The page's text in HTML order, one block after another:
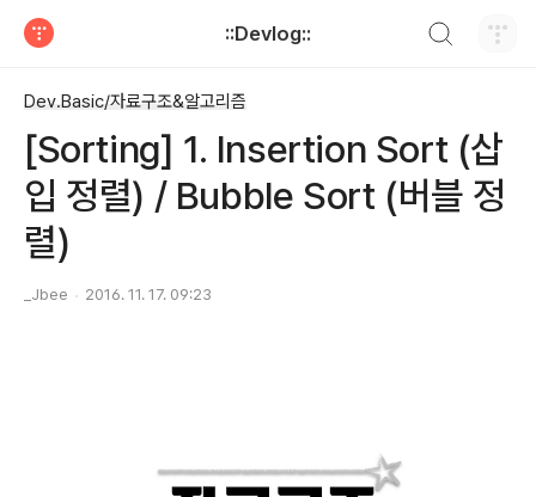
::Devlog::
Dev.Basic/자료구조&알고리즘
[Sorting] 1. Insertion Sort (삽
입 정렬) / Bubble Sort (버블 정
렬)
_Jbee 2016. 11. 17. 09:23